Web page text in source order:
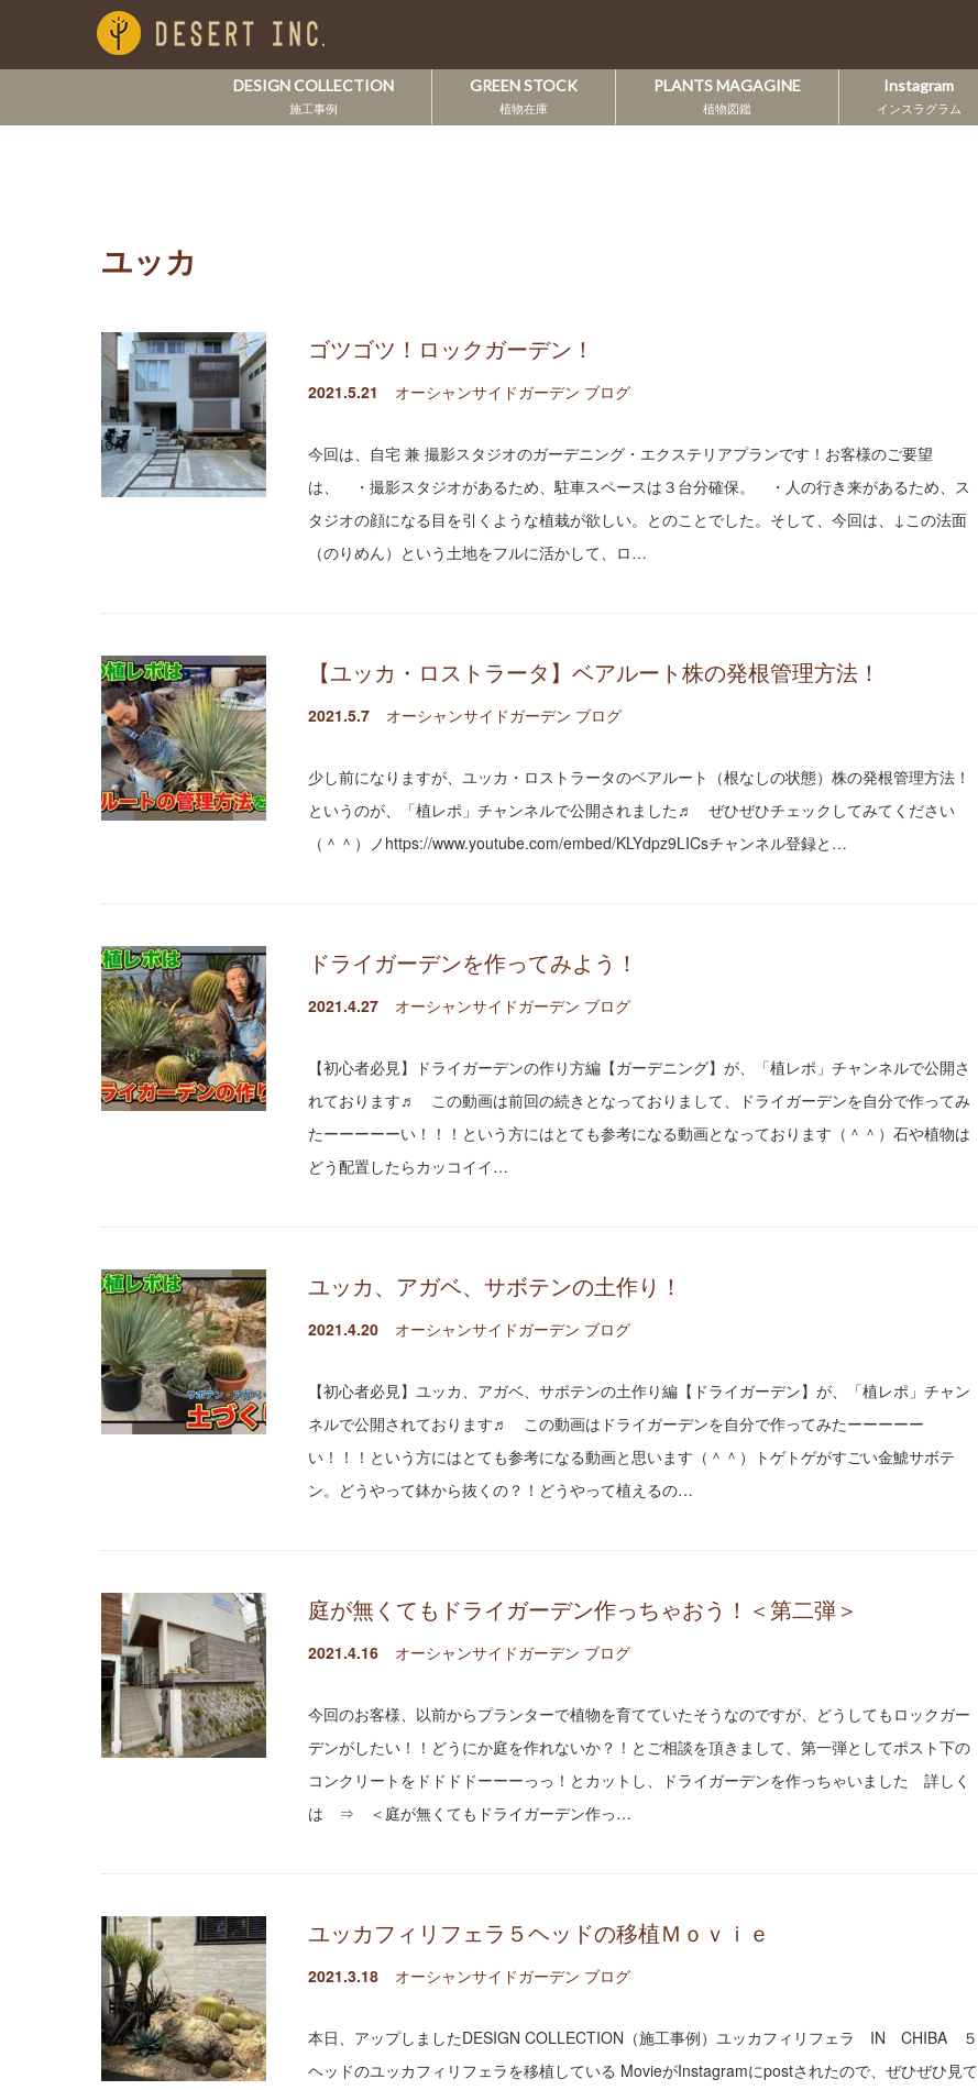
DESIGN COLLECTION
施工事例
GREEN STOCK
植物在庫
PLANTS MAGAGINE
植物図鑑
Instagram
インスラグラム
ユッカ
ゴツゴツ！ロックガーデン！
2021.5.21 オーシャンサイドガーデン ブログ
今回は、自宅 兼 撮影スタジオのガーデニング・エクステリアプランです！お客様のご要望
は、 ・撮影スタジオがあるため、駐車スペースは３台分確保。 ・人の行き来があるため、ス
タジオの顔になる目を引くような植栽が欲しい。とのことでした。そして、今回は、↓この法面
（のりめん）という土地をフルに活かして、ロ…
【ユッカ・ロストラータ】ベアルート株の発根管理方法！
2021.5.7 オーシャンサイドガーデン ブログ
少し前になりますが、ユッカ・ロストラータのベアルート（根なしの状態）株の発根管理方法！
というのが、「植レポ」チャンネルで公開されました♬ ぜひぜひチェックしてみてください
（＾＾）ノhttps://www.youtube.com/embed/KLYdpz9LICsチャンネル登録と…
ドライガーデンを作ってみよう！
2021.4.27 オーシャンサイドガーデン ブログ
【初心者必見】ドライガーデンの作り方編【ガーデニング】が、「植レポ」チャンネルで公開さ
れております♬ この動画は前回の続きとなっておりまして、ドライガーデンを自分で作ってみ
たーーーーーい！！！という方にはとても参考になる動画となっております（＾＾）石や植物は
どう配置したらカッコイイ…
ユッカ、アガベ、サボテンの土作り！
2021.4.20 オーシャンサイドガーデン ブログ
【初心者必見】ユッカ、アガベ、サボテンの土作り編【ドライガーデン】が、「植レポ」チャン
ネルで公開されております♬ この動画はドライガーデンを自分で作ってみたーーーーー
い！！！という方にはとても参考になる動画と思います（＾＾）トゲトゲがすごい金鯱サボテ
ン。どうやって鉢から抜くの？！どうやって植えるの…
庭が無くてもドライガーデン作っちゃおう！＜第二弾＞
2021.4.16 オーシャンサイドガーデン ブログ
今回のお客様、以前からプランターで植物を育てていたそうなのですが、どうしてもロックガー
デンがしたい！！どうにか庭を作れないか？！とご相談を頂きまして、第一弾としてポスト下の
コンクリートをドドドドーーーっっ！とカットし、ドライガーデンを作っちゃいました 詳しく
は ⇒ ＜庭が無くてもドライガーデン作っ…
ユッカフィリフェラ５ヘッドの移植Ｍｏｖｉｅ
2021.3.18 オーシャンサイドガーデン ブログ
本日、アップしましたDESIGN COLLECTION（施工事例）ユッカフィリフェラ IN CHIBA ５
ヘッドのユッカフィリフェラを移植している MovieがInstagramにpostされたので、ぜひぜひ見て